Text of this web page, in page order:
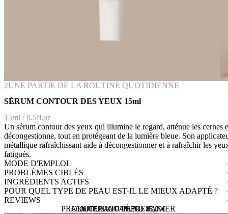
2UNE PARTIE DE LA ROUTINE QUOTIDIENNE
SÉRUM CONTOUR DES YEUX 15ml
15ml / 0.5fl.oz
Un sérum contour des yeux qui illumine le regard, atténue les cernes
décongestionne, tout en protégeant de la lumière bleue. Son
métallique rafraîchissant aide à décongestionner et à rafraîchir les
fatigués.
MODE D'EMPLOI
PROBLÈMES CIBLÉS
INGRÉDIENTS ACTIFS
POUR QUEL TYPE DE PEAU EST-IL LE MIEUX ADAPTÉ ?
REVIEWS
AJOUTER AU PANIER -35,00€
AJOUT AU PANIER...
PRODUIT AJOUTÉ AU PANIER